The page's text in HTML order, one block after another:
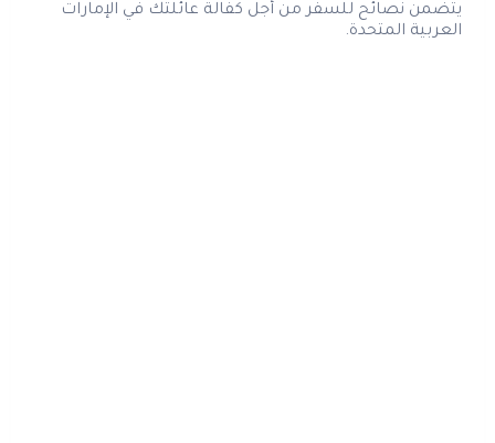
يتضمن نصائح للسفر من أجل كفالة عائلتك في الإمارات
العربية المتحدة.